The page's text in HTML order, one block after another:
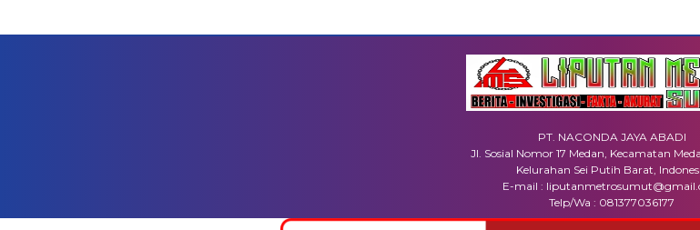
PT. NACONDA JAYA ABADI
Jl. Sosial Nomor 17 Medan, Kecamatan
Kelurahan Sei Putih Barat,
E-mail :
Telp/Wa : 081377036177